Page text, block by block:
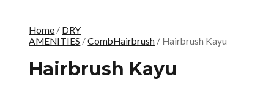
Home / DRY
AMENITIES /CombHairbrush / Hairbrush Kayu
Hairbrush Kayu